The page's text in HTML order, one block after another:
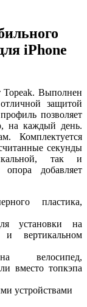
iPhone
Topeak. Выполнен
защитой
позволяет
на каждый день.
Комплектуется
секунды
так и
опора добавляет
пластика,
установки на
и вертикальном
велосипед,
вместо топкэпа
устройствами